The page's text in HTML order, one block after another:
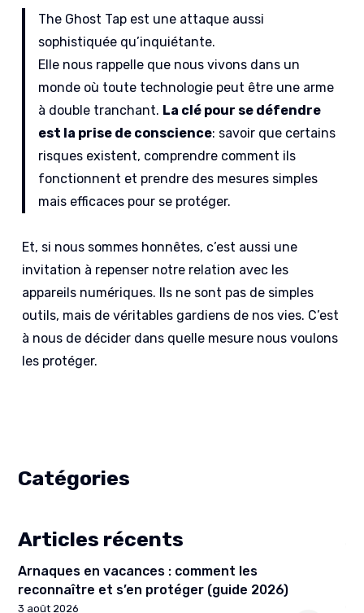
Catégories
Articles récents
Arnaques en vacances : comment les
reconnaître et s’en protéger (guide 2026)
3 août 2026
The Ghost Tap est une attaque aussi
sophistiquée qu’inquiétante.
Elle nous rappelle que nous vivons dans un
monde où toute technologie peut être une arme
à double tranchant. La clé pour se défendre
est la prise de conscience: savoir que certains
risques existent, comprendre comment ils
fonctionnent et prendre des mesures simples
mais efficaces pour se protéger.
Et, si nous sommes honnêtes, c’est aussi une
invitation à repenser notre relation avec les
appareils numériques. Ils ne sont pas de simples
outils, mais de véritables gardiens de nos vies. C’est
à nous de décider dans quelle mesure nous voulons
les protéger.